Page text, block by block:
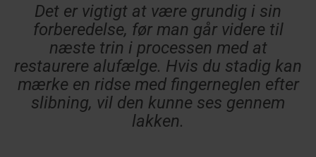
Det er vigtigt at være grundig i sin
forberedelse, før man går videre til
næste trin i processen med at
restaurere alufælge. Hvis du stadig kan
mærke en ridse med fingerneglen efter
slibning, vil den kunne ses gennem
lakken.